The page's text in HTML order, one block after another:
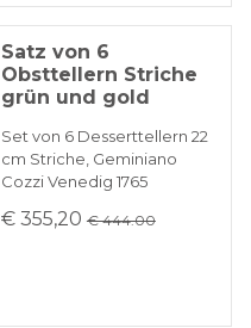
Satz von 6
Obsttellern Striche
grün und gold
Set von 6 Desserttellern 22
cm Striche, Geminiano
Cozzi Venedig 1765
€ 355,20 € 444.00